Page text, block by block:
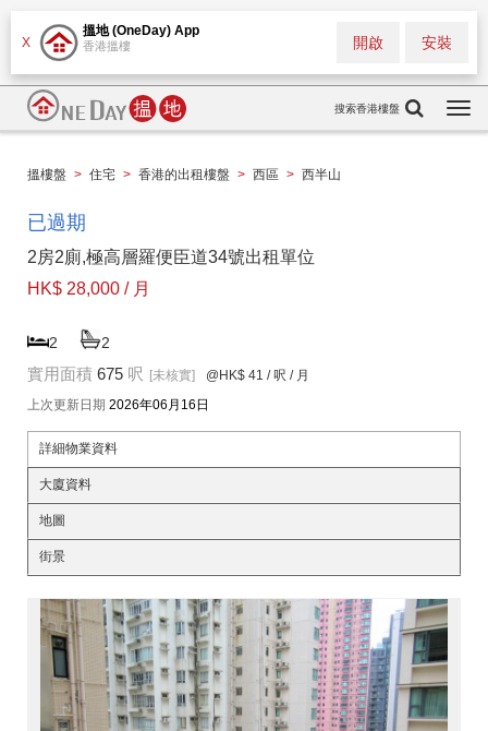
X
搵地 (OneDay) App
香港搵樓 安裝
開啟
搜索香港樓盤
搵樓盤 > 住宅 > 香港的出租樓盤 > 西區 > 西半山
已過期
2房2廁,極高層羅便臣道34號出租單位
HK$ 28,000 / 月
2 2
實用面積 675 呎 [未核實] @HK$ 41 / 呎 / 月
上次更新日期 2026年06月16日
詳細物業資料
大廈資料
地圖
街景